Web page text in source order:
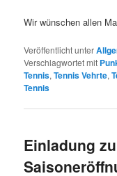
Wir wünschen allen
Veröffentlicht unter
Verschlagwortet mit
Tennis,Tennis Vehrte,
Tennis
Einladung zu